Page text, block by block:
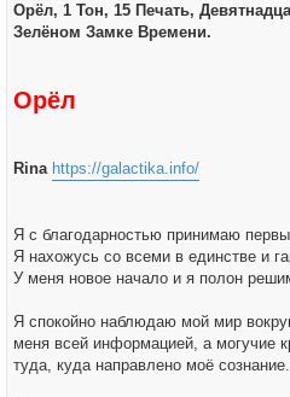
щ
е
Орёл, 1 Тон, 15 Печать,
Зелёном Замке Времени.
Орёл
Rina https://galactika.info/
Я с благодарностью принимаю
Я нахожусь со всеми в единстве и
У меня новое начало и я полон
Я спокойно наблюдаю мой мир
меня всей информацией, а могучие
туда, куда направлено моё сознание.